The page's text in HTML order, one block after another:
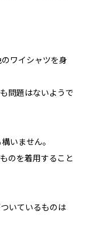
ワイシャツを身
問題はないようで
いません。
のを着用すること
いているものは